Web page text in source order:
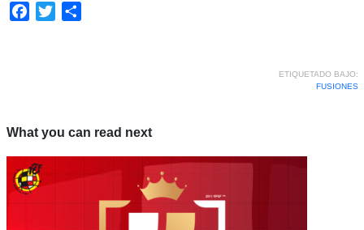
Facebook
Twitter
ETIQUETADO BAJO:
FUSIONES
What you can read next